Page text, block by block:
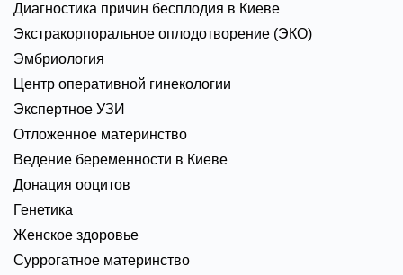
Диагностика причин бесплодия в Киеве
Экстракорпоральное оплодотворение (ЭКО)
Эмбриология
Центр оперативной гинекологии
Экспертное УЗИ
Отложенное материнство
Ведение беременности в Киеве
Донация ооцитов
Генетика
Женское здоровье
Суррогатное материнство